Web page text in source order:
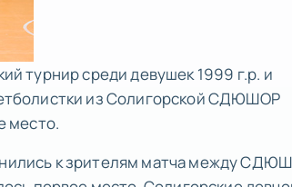
турнир среди девушек 1999 г.р. и
из Солигорской СДЮШОР
место.
к зрителям матча между